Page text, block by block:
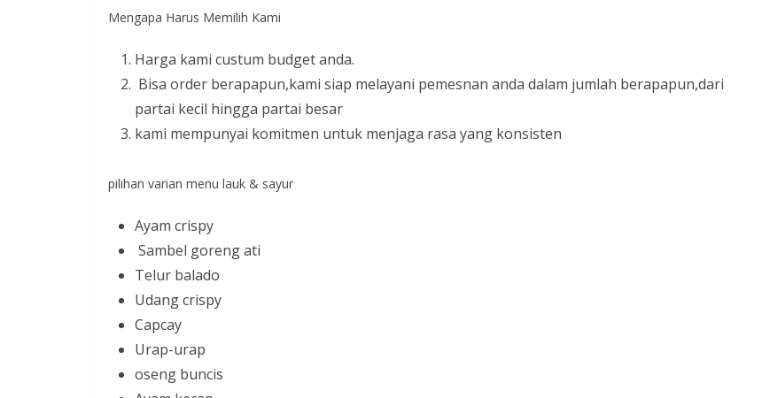
Mengapa Harus Memilih Kami
Harga kami custum budget anda.
Bisa order berapapun,kami siap melayani pemesnan anda dalam jumlah berapapun,dari
partai kecil hingga partai besar
kami mempunyai komitmen untuk menjaga rasa yang konsisten
pilihan varian menu lauk & sayur
Ayam crispy
Sambel goreng ati
Telur balado
Udang crispy
Capcay
Urap-urap
oseng buncis